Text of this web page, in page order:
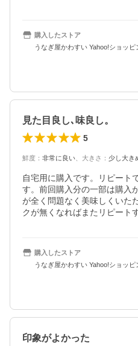
購入したストア
うなぎ屋かわすい Yahoo!ショッピ
見た目良し､味良し。
5
鮮度 ： 非常に良い 大きさ ： 少し大き
自宅用に購入です。リピート
す。前回購入分の一部は購入
が全く問題なく美味しくいた
クが無くなればまたリピート
購入したストア
うなぎ屋かわすい Yahoo!ショッピ
印象がよかった